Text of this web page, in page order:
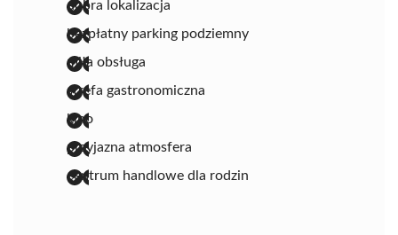
dobra lokalizacja
bezpłatny parking podziemny
miła obsługa
strefa gastronomiczna
kino
przyjazna atmosfera
centrum handlowe dla rodzin